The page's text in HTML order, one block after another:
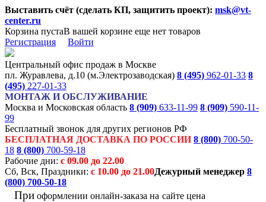
Выставить счёт (сделать КП, защитить проект): msk@vt-
center.ru
Корзина пустаВ вашей корзине еще нет товаров
Регистрация
Войти
Центральный офис продаж в Москве
пл. Журавлева, д.10 (м.Электрозаводская) 8 (495) 962-01-33 8
(495) 227-01-33
МОНТАЖ И ОБСЛУЖИВАНИЕ
Москва и Московская область 8 (909) 633-11-99 8 (909) 590-11-
99
Бесплатный звонок для других регионов РФ
БЕСПЛАТНАЯ ДОСТАВКА ПО РОССИИ 8 (800) 700-50-
18 8 (800) 700-59-18
Рабочие дни: с 09.00 до 22.00
Сб, Вск, Праздники: с 10.00 до 21.00Дежурный менеджер 8
(800) 700-50-18
При оформлении онлайн-заказа на сайте цена